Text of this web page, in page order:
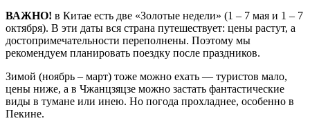
ВАЖНО! в Китае есть две «Золотые недели» (1 – 7 мая и 1 – 7
октября). В эти даты вся страна путешествует: цены растут, а
достопримечательности переполнены. Поэтому мы
рекомендуем планировать поездку после праздников.
Зимой (ноябрь – март) тоже можно ехать — туристов мало,
цены ниже, а в Чжанцзяцзе можно застать фантастические
виды в тумане или инею. Но погода прохладнее, особенно в
Пекине.